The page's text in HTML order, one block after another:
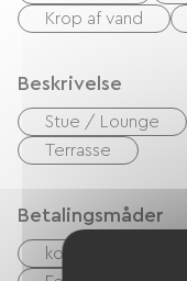
Krop af vand
Beskrivelse
Stue / Lounge
Terrasse
Betalingsmåder
kontrol